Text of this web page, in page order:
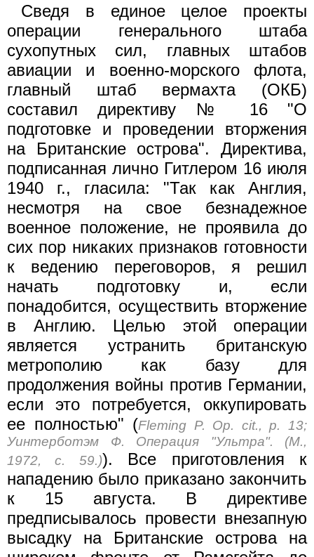
Сведя в единое целое проекты
операции генерального штаба
сухопутных сил, главных штабов
авиации и военно-морского флота,
главный штаб вермахта (ОКБ)
составил директиву № 16 "О
подготовке и проведении вторжения
на Британские острова". Директива,
подписанная лично Гитлером 16 июля
1940 г., гласила: "Так как Англия,
несмотря на свое безнадежное
военное положение, не проявила до
сих пор никаких признаков готовности
к ведению переговоров, я решил
начать подготовку и, если
понадобится, осуществить вторжение
в Англию. Целью этой операции
является устранить британскую
метрополию как базу для
продолжения войны против Германии,
если это потребуется, оккупировать
ее полностью" (Fleming P. Op. cit., p. 13;
Уинтерботэм Ф. Операция "Ультра". (М.,
1972, с. 59.)). Все приготовления к
нападению было приказано закончить
к 15 августа. В директиве
предписывалось провести внезапную
высадку на Британские острова на